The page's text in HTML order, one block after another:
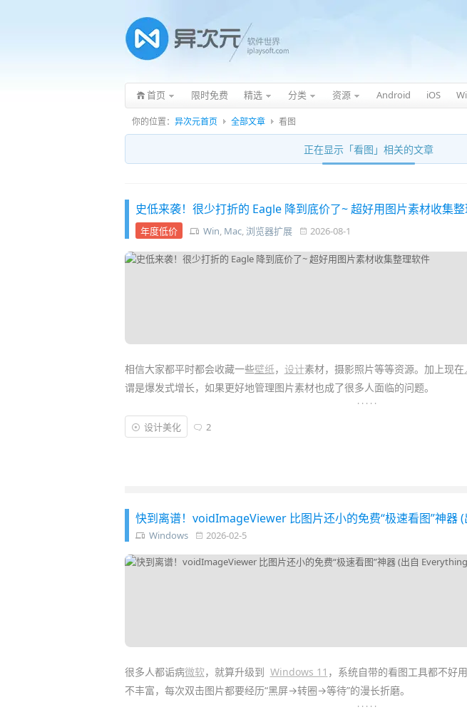
首页 限时免费 精选 分类 资源 Android iOS
你的位置： 异次元首页 全部文章 看图
正在显示「看图 」相关的文章
史低来袭！很少打折的 Eagle 降到底价了~ 超好用图片素材收集
年度低价 Win, Mac,浏览器扩展 2026-08-1
相信大家都平时都会收藏一些壁纸， 设计素材，摄影照片等等资源。加上现在
谓是爆发式增长，如果更好地管理图片素材也成了很多人面临的问题。
Eagle是一款 Win / Mac 平台上知名的图片素材 与管理工具，帮你轻松
音视频、情绪板」等各种素材，激发更多创意灵感，让工作变得更有
。
. . . . .
设计美化 2
快到离谱！voidImageViewer 比图片还小的免费“极速看图”神器
Windows 2026-02-5
很多人都诟病微软，就算升级到 Windows 11 ，系统自带的看图工具都不好
不丰富，每次双击图片都要经历“黑屏→转圈→等待”的漫长折磨。
. . . . .